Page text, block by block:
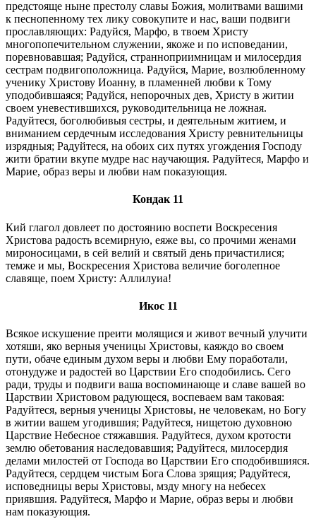
предстояще ныне престолу славы Божия, молитвами вашими
к песнопенному тех лику совокупите и нас, ваши подвиги
прославляющих: Радуйся, Марфо, в твоем Христу
многопопечительном служении, якоже и по исповедании,
поревновавшая; Радуйся, странноприимницам и милосердия
сестрам подвигоположница. Радуйся, Марие, возлюбленному
ученику Христову Иоанну, в пламенней любви к Тому
уподобившаяся; Радуйся, непорочных дев, Христу в житии
своем уневестившихся, руководительница не ложная.
Радуйтеся, боголюбивыя сестры, и деятельным житием, и
вниманием сердечным исследования Христу ревнительницы
изрядныя; Радуйтеся, на обоих сих путях угождения Господу
жити братии вкупе мудре нас научающия. Радуйтеся, Марфо и
Марие, образ веры и любви нам показующия.
Кондак 11
Кий глагол довлеет по достоянию воспети Воскресения
Христова радость всемирную, еяже вы, со прочими женами
мироносицами, в сей велий и святый день причастилися;
темже и мы, Воскресения Христова величие боголепное
славяще, поем Христу: Аллилуиа!
Икос 11
Всякое искушение преити молящися и живот вечный улучити
хотяши, яко верныя ученицы Христовы, каяждо во своем
пути, обаче единым духом веры и любви Ему поработали,
отонудуже и радостей во Царствии Его сподобились. Сего
ради, труды и подвиги ваша воспоминающе и славе вашей во
Царствии Христовом радующеся, воспеваем вам таковая:
Радуйтеся, верныя ученицы Христовы, не человекам, но Богу
в житии вашем угодившия; Радуйтеся, нищетою духовною
Царствие Небесное стяжавшия. Радуйтеся, духом кротости
землю обетования наследовавшия; Радуйтеся, милосердия
делами милостей от Господа во Царствии Его сподобившияся.
Радуйтеся, сердцем чистым Бога Слова зрящия; Радуйтеся,
исповедницы веры Христовы, мзду многу на небесех
приявшия. Радуйтеся, Марфо и Марие, образ веры и любви
нам показующия.